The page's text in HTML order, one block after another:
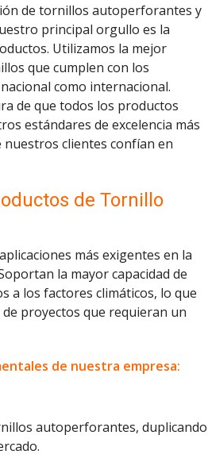
de tornillos autoperforantes y
principal orgullo es la
Utilizamos la mejor
que cumplen con los
como internacional.
de que todos los productos
estándares de excelencia más
nuestros clientes confían en
de Tornillo
más exigentes en la
la mayor capacidad de
a los factores climáticos, lo que
proyectos que requieran un
de nuestra empresa:
autoperforantes, duplicando